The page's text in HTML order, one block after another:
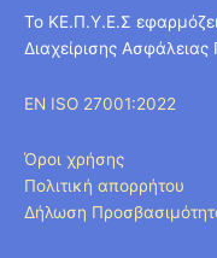
Το ΚΕ.Π.Υ.Ε.Σ
Διαχείρισης
EN ISO 27001:2022
Όροι χρήσης
Πολιτική απορρήτου
Δήλωση